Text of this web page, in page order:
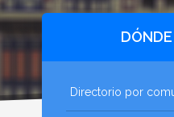
Directorio por